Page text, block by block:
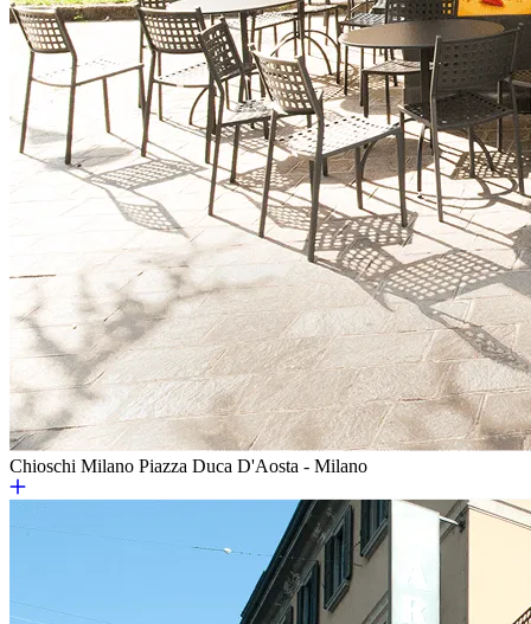
Chioschi Milano Piazza Duca D'Aosta - Milano